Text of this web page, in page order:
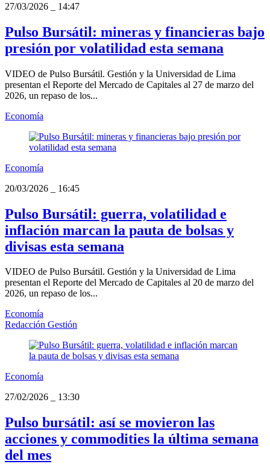
27/03/2026
14:47
Pulso Bursátil: mineras y financieras bajo
presión por volatilidad esta semana
VIDEO de Pulso Bursátil. Gestión y la Universidad de Lima
presentan el Reporte del Mercado de Capitales al 27 de marzo del
2026, un repaso de los...
Economía
Economía
20/03/2026
16:45
Pulso Bursátil: guerra, volatilidad e
inflación marcan la pauta de bolsas y
divisas esta semana
VIDEO de Pulso Bursátil. Gestión y la Universidad de Lima
presentan el Reporte del Mercado de Capitales al 20 de marzo del
2026, un repaso de los...
Economía
Redacción Gestión
Economía
27/02/2026
13:30
Pulso bursátil: así se movieron las
acciones y commodities la última semana
del mes